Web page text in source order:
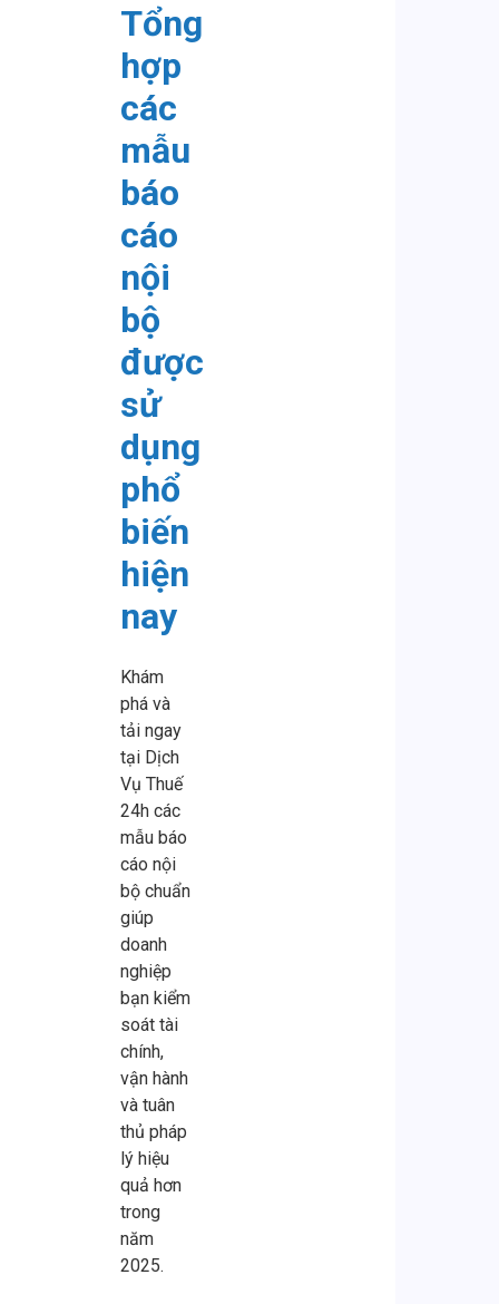
Tổng
hợp
các
mẫu
báo
cáo
nội
bộ
được
sử
dụng
phổ
biến
hiện
nay
Khám
phá và
tải ngay
tại Dịch
Vụ Thuế
24h các
mẫu báo
cáo nội
bộ chuẩn
giúp
doanh
nghiệp
bạn kiểm
soát tài
chính,
vận hành
và tuân
thủ pháp
lý hiệu
quả hơn
trong
năm
2025.